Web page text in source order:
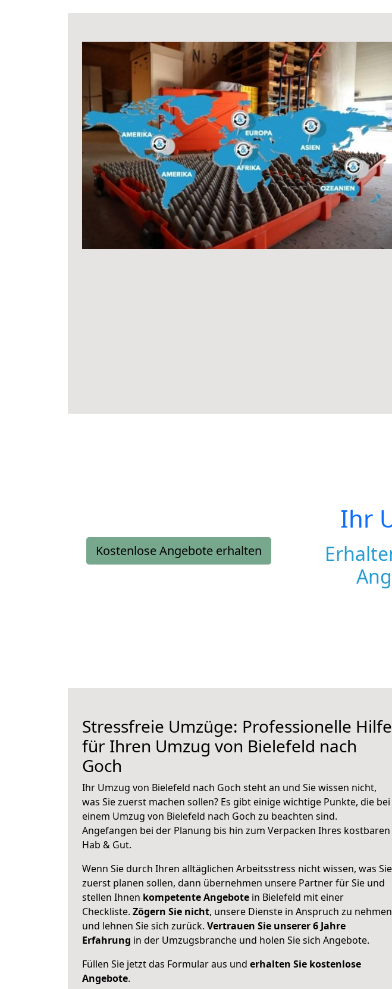
Kostenlose Angebote erhalten
Ihr
Stressfreie Umzüge: Professionelle Hilfe
für Ihren Umzug von Bielefeld nach
Goch
Ihr Umzug von Bielefeld nach Goch steht an und Sie wissen nicht,
was Sie zuerst machen sollen? Es gibt einige wichtige Punkte, die bei
einem Umzug von Bielefeld nach Goch zu beachten sind.
Angefangen bei der Planung bis hin zum Verpacken Ihres kostbaren
Hab & Gut.
Wenn Sie durch Ihren alltäglichen Arbeitsstress nicht wissen, was Sie
zuerst planen sollen, dann übernehmen unsere Partner für Sie und
stellen Ihnen kompetente Angebote in Bielefeld mit einer
Checkliste. Zögern Sie nicht, unsere Dienste in Anspruch zu nehmen
und lehnen Sie sich zurück. Vertrauen Sie unserer 6 Jahre
Erfahrung in der Umzugsbranche und holen Sie sich Angebote.
Füllen Sie jetzt das Formular aus und erhalten Sie kostenlose
Angebote.